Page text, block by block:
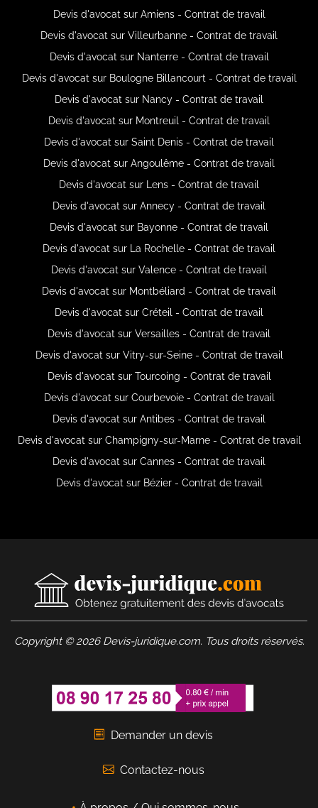
Devis d'avocat sur Amiens - Contrat de travail
Devis d'avocat sur Villeurbanne - Contrat de travail
Devis d'avocat sur Nanterre - Contrat de travail
Devis d'avocat sur Boulogne Billancourt - Contrat de travail
Devis d'avocat sur Nancy - Contrat de travail
Devis d'avocat sur Montreuil - Contrat de travail
Devis d'avocat sur Saint Denis - Contrat de travail
Devis d'avocat sur Angoulême - Contrat de travail
Devis d'avocat sur Lens - Contrat de travail
Devis d'avocat sur Annecy - Contrat de travail
Devis d'avocat sur Bayonne - Contrat de travail
Devis d'avocat sur La Rochelle - Contrat de travail
Devis d'avocat sur Valence - Contrat de travail
Devis d'avocat sur Montbéliard - Contrat de travail
Devis d'avocat sur Créteil - Contrat de travail
Devis d'avocat sur Versailles - Contrat de travail
Devis d'avocat sur Vitry-sur-Seine - Contrat de travail
Devis d'avocat sur Tourcoing - Contrat de travail
Devis d'avocat sur Courbevoie - Contrat de travail
Devis d'avocat sur Antibes - Contrat de travail
Devis d'avocat sur Champigny-sur-Marne - Contrat de travail
Devis d'avocat sur Cannes - Contrat de travail
Devis d'avocat sur Bézier - Contrat de travail
Copyright © 2026 Devis-juridique.com. Tous droits réservés.
Demander un devis
Contactez-nous